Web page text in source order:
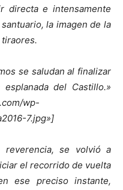
directa e intensamente
la imagen de la
se saludan al finalizar
del Castillo.»
wp-
7.jpg»]
reverencia, se volvió a
el recorrido de vuelta
ese preciso instante,